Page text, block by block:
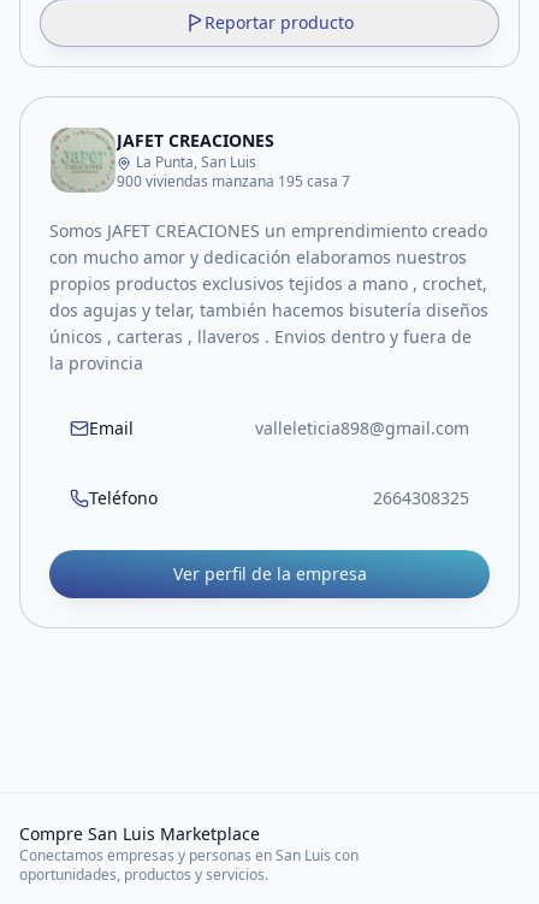
Reportar producto
JAFET CREACIONES
La Punta, San Luis
900 viviendas manzana 195 casa 7
Somos JAFET CREACIONES un emprendimiento creado
con mucho amor y dedicación elaboramos nuestros
propios productos exclusivos tejidos a mano , crochet,
dos agujas y telar, también hacemos bisutería diseños
únicos , carteras , llaveros . Envios dentro y fuera de
la provincia
Email valleleticia898@gmail.com
Teléfono 2664308325
Ver perfil de la empresa
Compre San Luis Marketplace
Conectamos empresas y personas en San Luis con
oportunidades, productos y servicios.